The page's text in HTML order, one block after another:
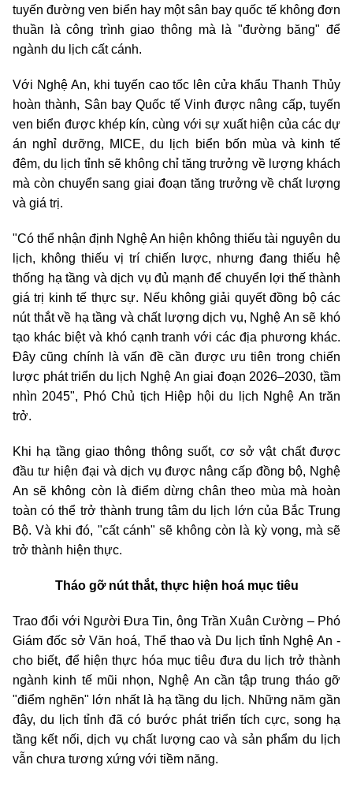
tuyến đường ven biển hay một sân bay quốc tế không đơn
thuần là công trình giao thông mà là "đường băng" để
ngành du lịch cất cánh.
Với Nghệ An, khi tuyến cao tốc lên cửa khẩu Thanh Thủy
hoàn thành, Sân bay Quốc tế Vinh được nâng cấp, tuyến
ven biển được khép kín, cùng với sự xuất hiện của các dự
án nghỉ dưỡng, MICE, du lịch biển bốn mùa và kinh tế
đêm, du lịch tỉnh sẽ không chỉ tăng trưởng về lượng khách
mà còn chuyển sang giai đoạn tăng trưởng về chất lượng
và giá trị.
"Có thể nhận định Nghệ An hiện không thiếu tài nguyên du
lịch, không thiếu vị trí chiến lược, nhưng đang thiếu hệ
thống hạ tầng và dịch vụ đủ mạnh để chuyển lợi thế thành
giá trị kinh tế thực sự. Nếu không giải quyết đồng bộ các
nút thắt về hạ tầng và chất lượng dịch vụ, Nghệ An sẽ khó
tạo khác biệt và khó cạnh tranh với các địa phương khác.
Đây cũng chính là vấn đề cần được ưu tiên trong chiến
lược phát triển du lịch Nghệ An giai đoạn 2026–2030, tầm
nhìn 2045", Phó Chủ tịch Hiệp hội du lịch Nghệ An trăn
trở.
Khi hạ tầng giao thông thông suốt, cơ sở vật chất được
đầu tư hiện đại và dịch vụ được nâng cấp đồng bộ, Nghệ
An sẽ không còn là điểm dừng chân theo mùa mà hoàn
toàn có thể trở thành trung tâm du lịch lớn của Bắc Trung
Bộ. Và khi đó, "cất cánh" sẽ không còn là kỳ vọng, mà sẽ
trở thành hiện thực.
Tháo gỡ nút thắt, thực hiện hoá mục tiêu
Trao đổi với Người Đưa Tin, ông Trần Xuân Cường – Phó
Giám đốc sở Văn hoá, Thể thao và Du lịch tỉnh Nghệ An -
cho biết, để hiện thực hóa mục tiêu đưa du lịch trở thành
ngành kinh tế mũi nhọn, Nghệ An cần tập trung tháo gỡ
"điểm nghẽn" lớn nhất là hạ tầng du lịch. Những năm gần
đây, du lịch tỉnh đã có bước phát triển tích cực, song hạ
tầng kết nối, dịch vụ chất lượng cao và sản phẩm du lịch
vẫn chưa tương xứng với tiềm năng.